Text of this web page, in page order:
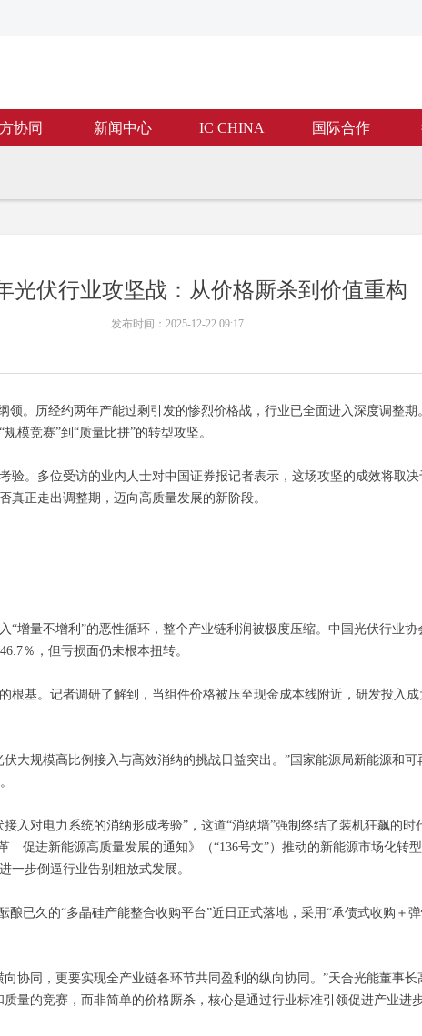
协同 新闻中心 IC CHINA 国际合作
发布时间： 2025-12-22 09:17
光伏行业攻坚战：从价格厮杀到价值重构
。历经约两年产能过剩引发的惨烈价格战，行业已全面进入深度调整
模竞赛”到“质量比拼”的转型攻坚。
。多位受访的业内人士对中国证券报记者表示，这场攻坚的成效将取决
正走出调整期，迈向高质量发展的新阶段。
量不增利”的恶性循环，整个产业链利润被极度压缩。中国光伏行业协
％，但亏损面仍未根本扭转。
基。记者调研了解到，当组件价格被压至现金成本线附近，研发投入
规模高比例接入与高效消纳的挑战日益突出。”国家能源局新能源和可
对电力系统的消纳形成考验”，这道“消纳墙”强制终结了装机狂飙的时
促进新能源高质量发展的通知》（“136号文”）推动的新能源市场化转
一步倒逼行业告别粗放式发展。
久的“多晶硅产能整合收购平台”近日正式落地，采用“承债式收购＋
同，更要实现全产业链各环节共同盈利的纵向协同。”天合光能董事
量的竞赛，而非简单的价格厮杀，核心是通过行业标准引领促进产业进